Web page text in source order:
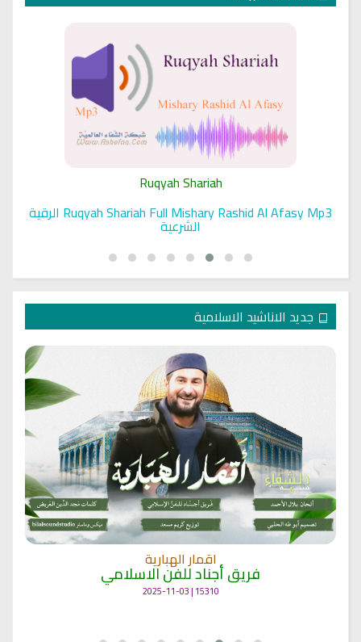
Ruqyah Shariah
Ruqyah Shariah Full Mishary Rashid Al Afasy Mp3 الرقية
الشرعية
جديد الاناشيد الاسلامية
اقمار الهبارية
فريق أجناد للفن الاسلامي
15310 | 2025-11-03